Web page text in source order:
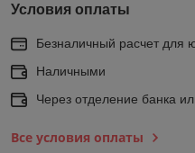
Условия оплаты
Безналичный расчет для
Наличными
Через отделение банка
Все условия оплаты